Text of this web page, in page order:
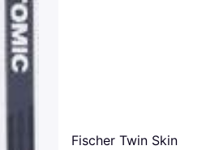
Fischer Twin Skin